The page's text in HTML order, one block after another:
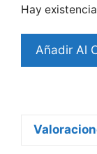
Hay
Redmi
Diseño
Añadir Al